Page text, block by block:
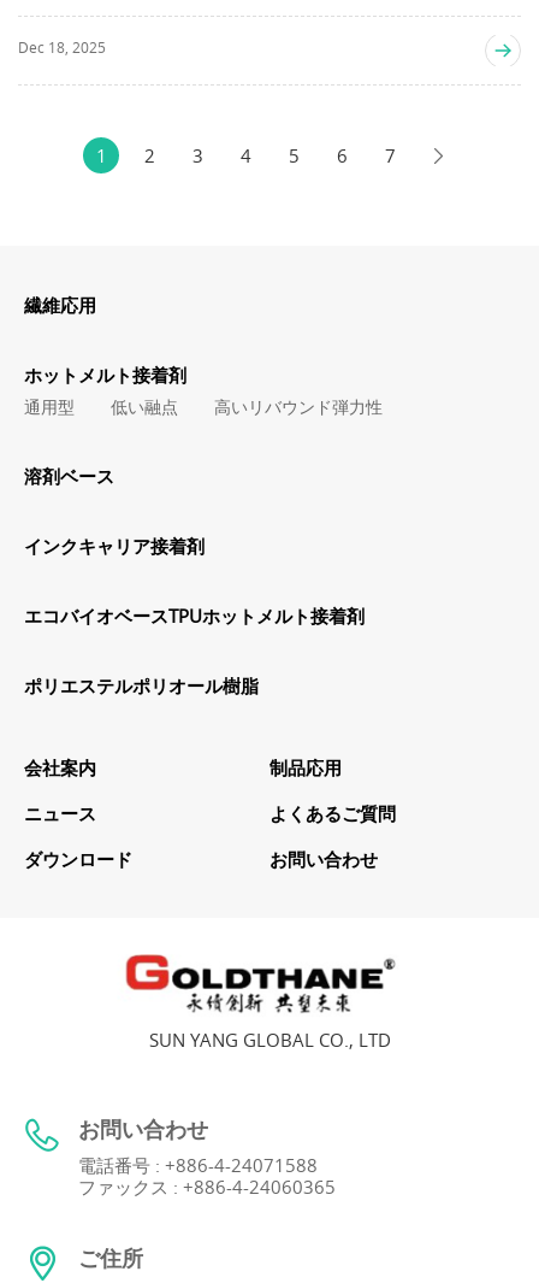
Dec 18, 2025
1 2 3 4 5 6 7
繊維応用
ホットメルト接着剤
通用型 低い融点 高いリバウンド弾力性
溶剤ベース
インクキャリア接着剤
エコバイオベースTPUホットメルト接着剤
ポリエステルポリオール樹脂
会社案内
制品応用
ニュース
よくあるご質問
ダウンロード
お問い合わせ
SUN YANG GLOBAL CO., LTD
お問い合わせ
電話番号 : +886-4-24071588
ファックス : +886-4-24060365
ご住所